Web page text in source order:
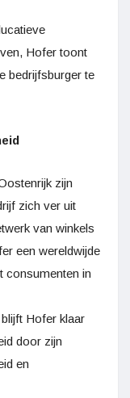
Hofer toont
bedrijfsburger te
zijn
zich ver uit
van winkels
een wereldwijde
consumenten in
Hofer klaar
door zijn
en